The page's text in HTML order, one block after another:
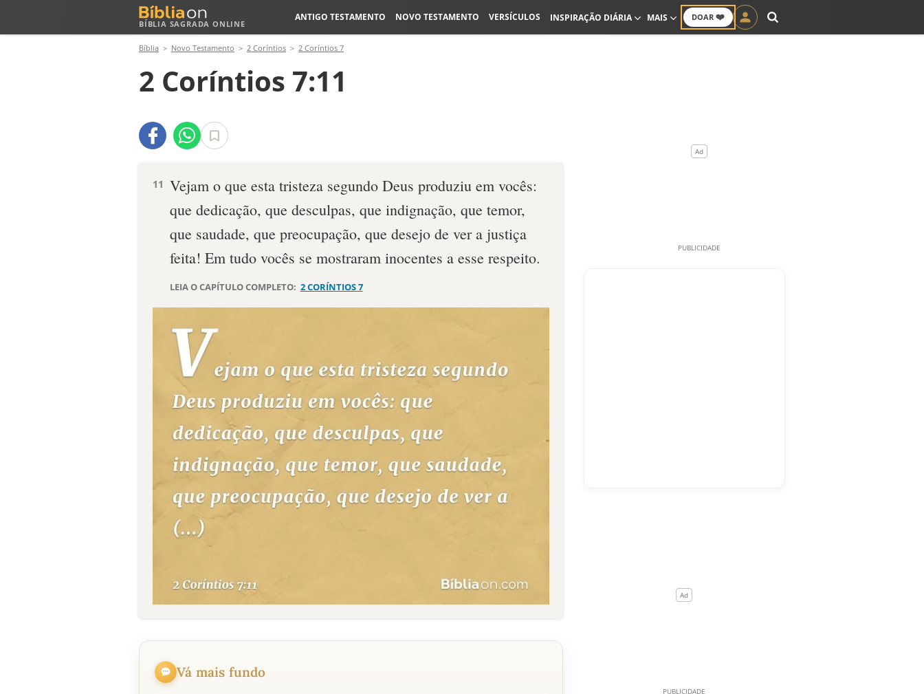
BÍBLIA SAGRADA ONLINE
DOAR ❤️
ANTIGO TESTAMENTO NOVO TESTAMENTO VERSÍCULOS INSPIRAÇÃO DIÁRIA MAIS
Bíblia Novo Testamento 2 Coríntios 2 Coríntios 7
2 Coríntios 7:11
11 Vejam o que esta tristeza segundo Deus produziu em vocês:
que dedicação, que desculpas, que indignação, que temor,
que saudade, que preocupação, que desejo de ver a justiça
feita! Em tudo vocês se mostraram inocentes a esse respeito.
LEIA O CAPÍTULO COMPLETO: 2 CORÍNTIOS 7
Vá mais fundo